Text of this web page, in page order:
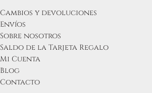
Cambios y devoluciones
Envíos
Sobre nosotros
Saldo de la Tarjeta Regalo
Mi Cuenta
Blog
Contacto